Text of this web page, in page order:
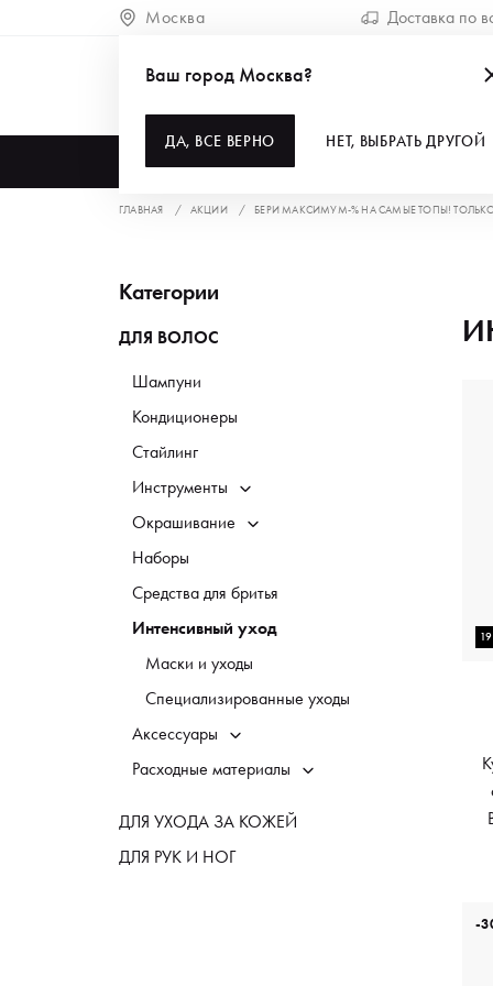
Москва Доставка по
Ваш город Москва?
ДА, ВСЕ ВЕРНО НЕТ, ВЫБРАТЬ ДРУГОЙ
ГЛАВНАЯ АКЦИИ БЕРИ МАКСИМУМ-% НА САМЫЕ ТОПЫ! ТОЛЬКО
Категории
ДЛЯ ВОЛОС
Шампуни
Кондиционеры
Стайлинг
Инструменты
Окрашивание
Наборы
Средства для бритья
Интенсивный уход
Маски и уходы
Специализированные уходы
Аксессуары
Расходные материалы
ДЛЯ УХОДА ЗА КОЖЕЙ
ДЛЯ РУК И НОГ
-